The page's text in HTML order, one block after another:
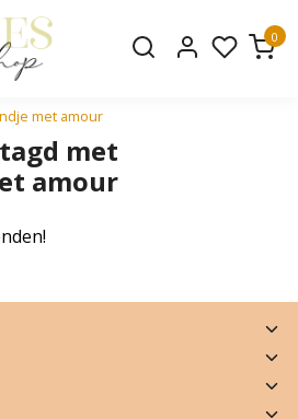
0
met amour
met
amour